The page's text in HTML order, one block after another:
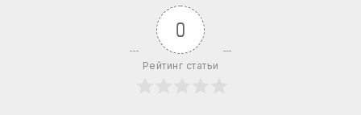
0
Рейтинг статьи